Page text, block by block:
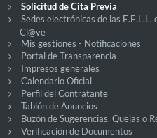
Solicitud de Cita Previa
Sedes electrónicas de las
Cl@ve
Mis gestiones - Notificaciones
Portal de Transparencia
Impresos generales
Calendario Oficial
Perfil del Contratante
Tablón de Anuncios
Buzón de Sugerencias, Quejas o
Verificación de Documentos